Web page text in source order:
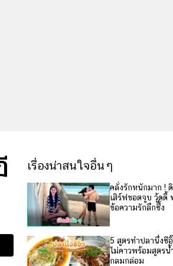
เรื่องน่าสนใจอื่นๆ
คลั่งรักหนักมาก !
เสิร์ฟชอตจูบ วู้ดดี้
ข้อความรักลึกซึ้ง
5 สูตรทำปลานึ่งซี
ไม่คาวพร้อมสูตรน้
กลมกล่อม